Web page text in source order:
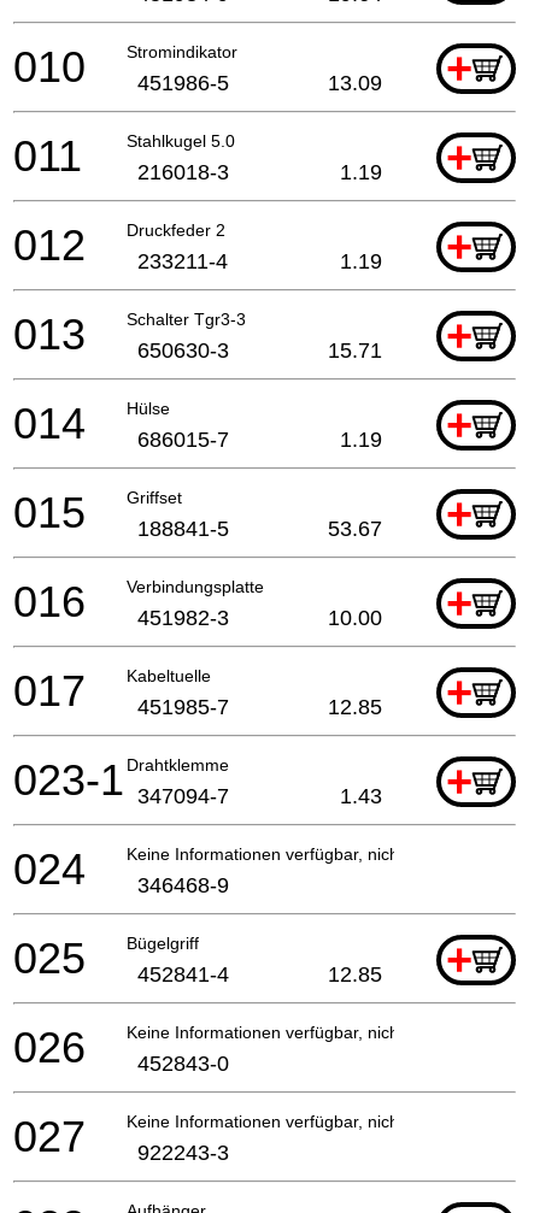
Stromindikator +
010 451986-5 13.09
Stahlkugel 5.0 +
011 216018-3 1.19
Druckfeder 2 +
012 233211-4 1.19
Schalter Tgr3-3 +
013 650630-3 15.71
Hülse +
014 686015-7 1.19
Griffset +
015 188841-5 53.67
Verbindungsplatte +
016 451982-3 10.00
Kabeltuelle +
017 451985-7 12.85
Drahtklemme +
023-1 347094-7 1.43
Keine Informationen verfügbar, nicht bestellbar
024 346468-9
Bügelgriff +
025 452841-4 12.85
Keine Informationen verfügbar, nicht bestellbar
026 452843-0
Keine Informationen verfügbar, nicht bestellbar
027 922243-3